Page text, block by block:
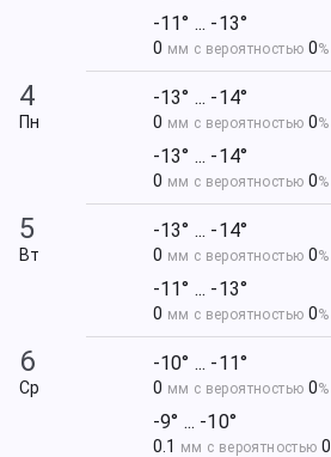
-11° ... -13°
0 мм с вероятностью 0%
4
Пн
-13° ... -14°
0 мм с вероятностью 0%
-13° ... -14°
0 мм с вероятностью 0%
5
Вт
-13° ... -14°
0 мм с вероятностью 0%
-11° ... -13°
0 мм с вероятностью 0%
6
Ср
-10° ... -11°
0 мм с вероятностью 0%
-9° ... -10°
0.1 мм с вероятностью0